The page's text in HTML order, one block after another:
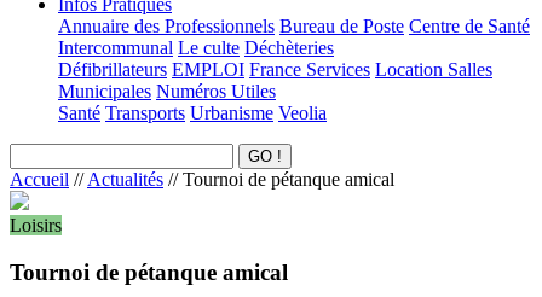
Infos Pratiques
Annuaire des Professionnels Bureau de Poste Centre de Santé
Intercommunal Le culte Déchèteries
Défibrillateurs EMPLOI France Services Location Salles
Municipales Numéros Utiles
Santé Transports Urbanisme Veolia
Accueil //Actualités // Tournoi de pétanque amical
Loisirs
Tournoi de pétanque amical